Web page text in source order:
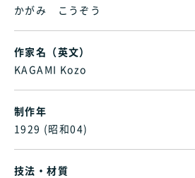
かがみ こうぞう
作家名（英文）
KAGAMI Kozo
制作年
1929 (昭和04)
技法・材質